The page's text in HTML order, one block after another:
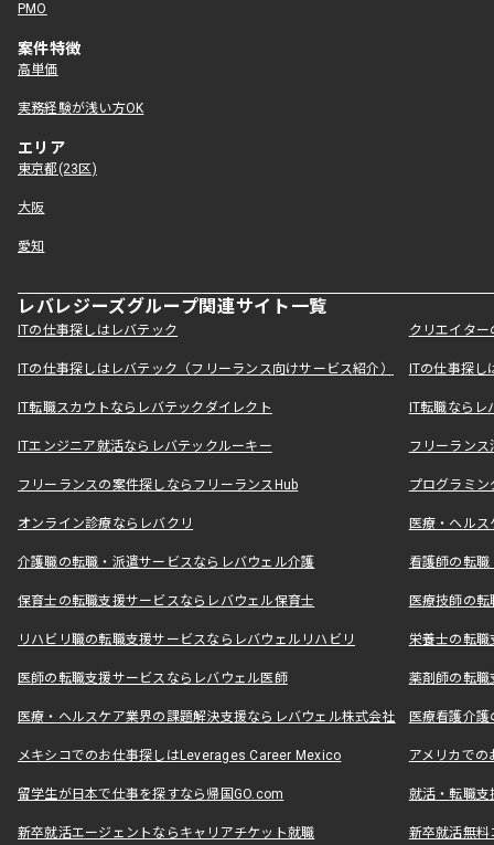
PMO
案件特徴
高単価
実務経験が浅い方OK
エリア
東京都(23区)
大阪
愛知
レバレジーズグループ関連サイト一覧
ITの仕事探しはレバテック クリエイタ
ITの仕事探しはレバテック（フリーランス向けサービス紹介） ITの仕事探
IT転職スカウトならレバテックダイレクト IT転職なら
ITエンジニア就活ならレバテックルーキー フリーラン
フリーランスの案件探しならフリーランスHub プログラミ
オンライン診療ならレバクリ 医療・ヘル
介護職の転職・派遣サービスならレバウェル介護 看護師の転
保育士の転職支援サービスならレバウェル保育士 医療技師の
リハビリ職の転職支援サービスならレバウェルリハビリ 栄養士の転
医師の転職支援サービスならレバウェル医師 薬剤師の転
医療・ヘルスケア業界の課題解決支援ならレバウェル株式会社 医療看護介
メキシコでのお仕事探しはLeverages Career Mexico アメリカで
留学生が日本で仕事を探すなら帰国GO.com 就活・転職
新卒就活エージェントならキャリアチケット就職 新卒就活無料